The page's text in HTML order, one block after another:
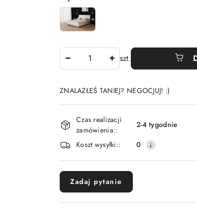
szt.
ZNALAZŁEŚ TANIEJ? NEGOCJUJ! :)
Dostępność
i
dostawa
Czas realizacji
zamówienia::
2-4 tygodnie
Koszt wysyłki::
0
Zadaj pytanie